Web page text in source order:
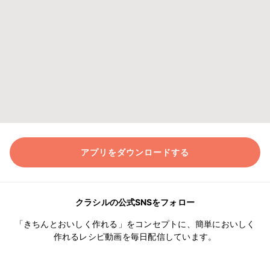
アプリをダウンロードする
クラシルの公式SNSをフォロー
「きちんとおいしく作れる」をコンセプトに、簡単においしく
作れるレシピ動画を毎日配信しています。